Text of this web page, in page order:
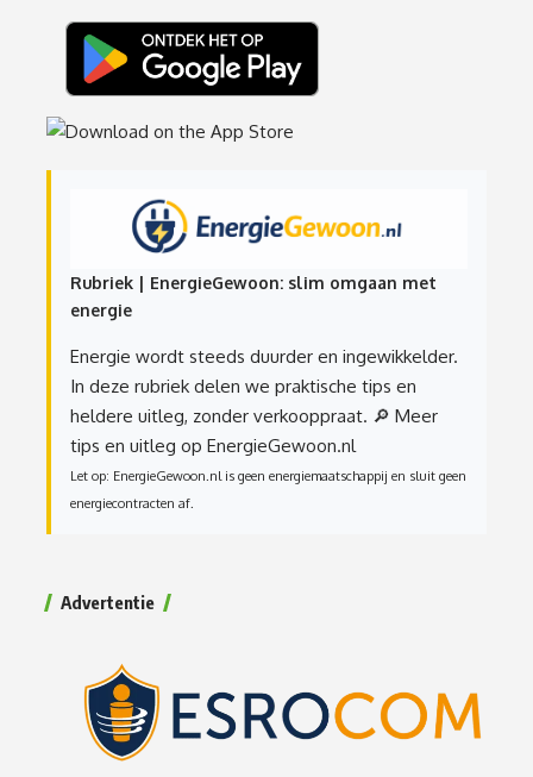
Rubriek | EnergieGewoon: slim omgaan met
energie
Energie wordt steeds duurder en ingewikkelder.
In deze rubriek delen we praktische tips en
heldere uitleg, zonder verkooppraat. 🔎 Meer
tips en uitleg op EnergieGewoon.nl
Let op: EnergieGewoon.nl is geen energiemaatschappij en sluit geen
energiecontracten af.
Advertentie